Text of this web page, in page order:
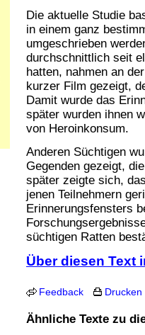
Die aktuelle Studie
in einem ganz
umgeschrieben
durchschnittlich seit
hatten, nahmen an
kurzer Film gezeigt,
Damit wurde das
später wurden ihnen
von Heroinkonsum.
Anderen Süchtigen
Gegenden gezeigt,
später zeigte sich,
jenen Teilnehmern
Erinnerungsfensters
süchtigen Ratten
Über diesen Text
Feedback Drucken
Ähnliche Texte zu